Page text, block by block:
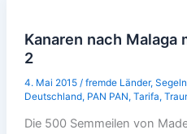
Kanaren nach Malaga
2
4. Mai 2015 / fremde Länder, Segeln
Deutschland, PAN PAN, Tarifa,
Die 500 Semmeilen von